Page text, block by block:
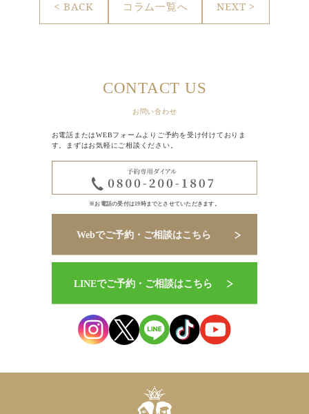
< BACK コラム一覧へ NEXT >
CONTACT US
お問い合わせ
お電話またはWEBフォームよりご予約を受け付けておりま
す。まずはお気軽にご相談ください。
※お電話の受付は19時までとさせていただきます。